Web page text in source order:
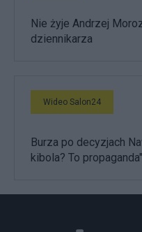
Nie żyje Andrzej
dziennikarza
Wideo Salon24
Burza po decyzjach
kibola? To propaganda"